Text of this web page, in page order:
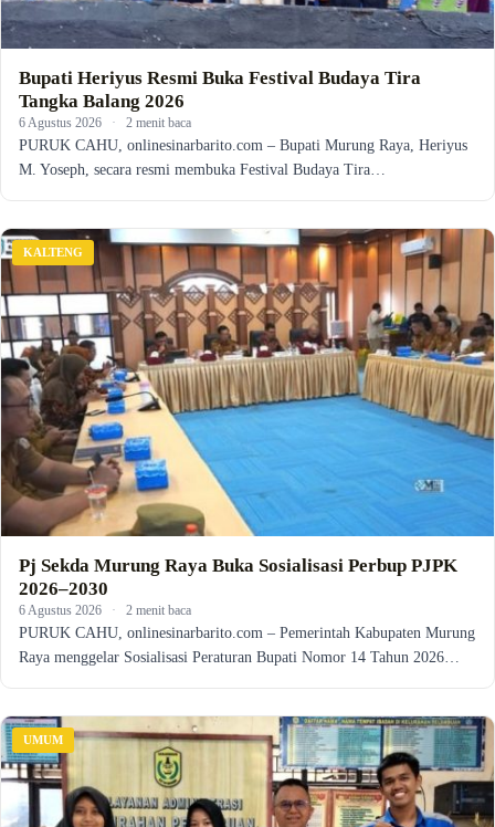
Bupati Heriyus Resmi Buka Festival Budaya Tira
Tangka Balang 2026
6 Agustus 2026 · 2 menit baca
PURUK CAHU, onlinesinarbarito.com – Bupati Murung Raya, Heriyus
M. Yoseph, secara resmi membuka Festival Budaya Tira…
KALTENG
Pj Sekda Murung Raya Buka Sosialisasi Perbup PJPK
2026–2030
6 Agustus 2026 · 2 menit baca
PURUK CAHU, onlinesinarbarito.com – Pemerintah Kabupaten Murung
Raya menggelar Sosialisasi Peraturan Bupati Nomor 14 Tahun 2026…
UMUM